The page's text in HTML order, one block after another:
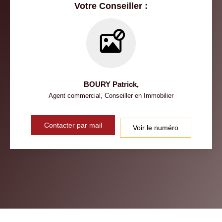
Votre Conseiller :
BOURY Patrick,
Agent commercial, Conseiller en Immobilier
Contacter par mail Voir le numéro